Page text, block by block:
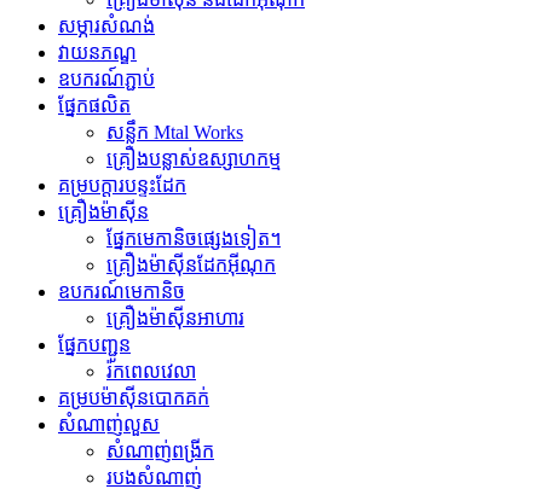
សម្ភារសំណង់
វាយនភណ្ឌ
ឧបករណ៍ភ្ជាប់
ផ្នែកផលិត
សន្លឹក Mtal Works
គ្រឿងបន្លាស់ឧស្សាហកម្ម
គម្របក្តារបន្ទះដែក
គ្រឿងម៉ាស៊ីន
ផ្នែកមេកានិចផ្សេងទៀត។
គ្រឿងម៉ាស៊ីនដែកអ៊ីណុក
ឧបករណ៍មេកានិច
គ្រឿងម៉ាស៊ីនអាហារ
ផ្នែកបញ្ជូន
រ៉កពេលវេលា
គម្របម៉ាស៊ីនបោកគក់
សំណាញ់​លួស
សំណាញ់ពង្រីក
របងសំណាញ់